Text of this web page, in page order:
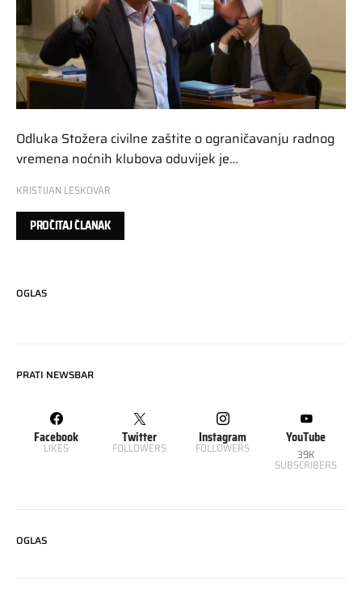
Odluka Stožera civilne zaštite o ograničavanju radnog
vremena noćnih klubova oduvijek je…
KRISTIJAN LESKOVAR
PROČITAJ ČLANAK
OGLAS
PRATI NEWSBAR
Facebook
LIKES
Twitter
FOLLOWERS
Instagram
FOLLOWERS
YouTube
39K
SUBSCRIBERS
OGLAS